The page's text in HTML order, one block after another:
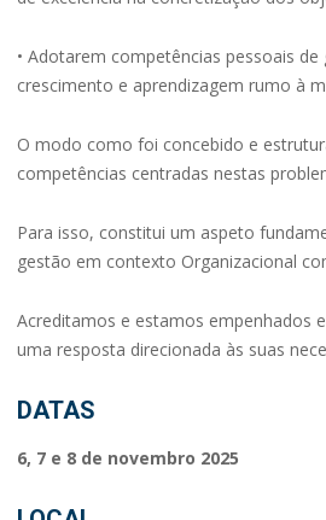
• Adotarem competências pessoais
crescimento e aprendizagem rumo à
O modo como foi concebido e
competências centradas nestas
Para isso, constitui um aspeto
gestão em contexto Organizacional
Acreditamos e estamos empenhados
uma resposta direcionada às suas
DATAS
6, 7 e 8 de novembro 2025